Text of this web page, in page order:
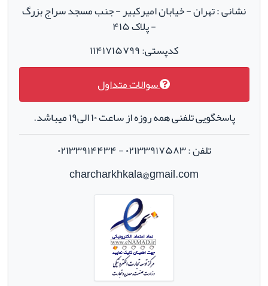
نشانی : تهران - خیابان امیرکبیر - جنب مسجد سراج بزرگ
- پلاک ۴۱۵
کدپستی: ۱۱۴۱۷۱۵۷۹۹
سوالات متداول
پاسخگویی تلفنی همه روزه از ساعت ۱۰ الی۱۹ میباشد.
تلفن : ۰۲۱۳۳۹۱۷۵۸۳ - ۰۲۱۳۳۹۱۴۴۳۴
charcharkhkala@gmail.com